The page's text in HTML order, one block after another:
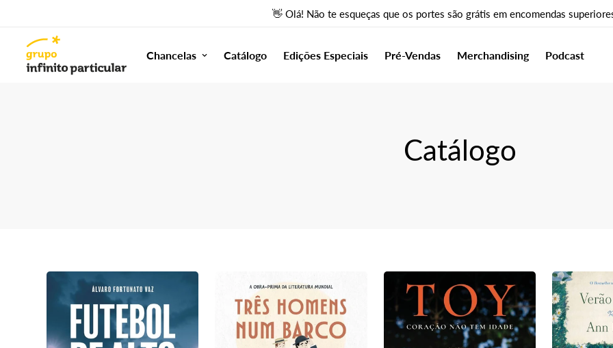
👋 Olá! Não te esqueças que os portes são grátis em encomendas
Chancelas Catálogo Edições Especiais Pré-Vendas Merchandising Podcast
Catálogo